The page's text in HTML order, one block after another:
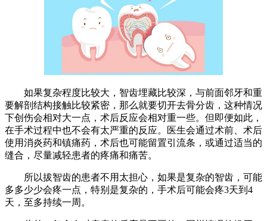
如果复杂程度比较大，智齿埋藏比较深，与前面邻牙和重
要解剖结构接触比较紧密，那么就要切开去骨分齿，这种情况
下创伤会相对大一点，术后反应会相对重一些。但即便如此，
在手术过程中也不会有太严重的反应。医生会通过术前、术后
使用消炎药和镇痛药，术后也可能留置引流条，或通过适当的
缝合，尽量减轻患者的疼痛和痛苦。
所以拔智齿的患者不用太担心，如果是复杂的智齿，可能
多多少少会疼一点，特别是复杂的，手术后可能会疼3天到4
天，至多持续一周。